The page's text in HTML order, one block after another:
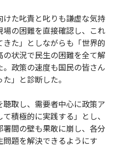
た叱責と叱りも謙虚な気持
の困難を直接確認し、これ
た」としながらも「世界的
状況で民生の困難を全て解
政策の速度も国民の皆さん
」と診断した。
取し、需要者中心に政策ア
積極的に実践する」とし、
署間の壁も果敢に崩し、各分
題を解決できるようにす